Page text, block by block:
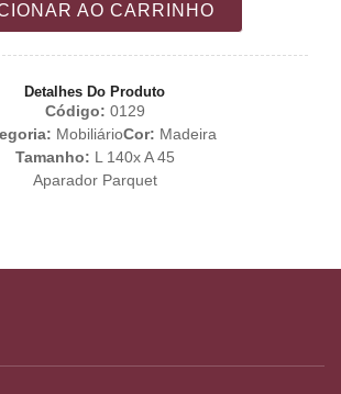
AO CARRINHO
Detalhes Do Produto
Código: 0129
MobiliárioCor: Madeira
Tamanho: L 140x A 45
Aparador Parquet